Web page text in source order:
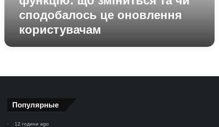
оновлення
користувачам
сподобалось це оновлення
користувачам
Популярные
12 години ago